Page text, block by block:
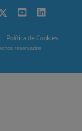
Política de Cookies
reservados